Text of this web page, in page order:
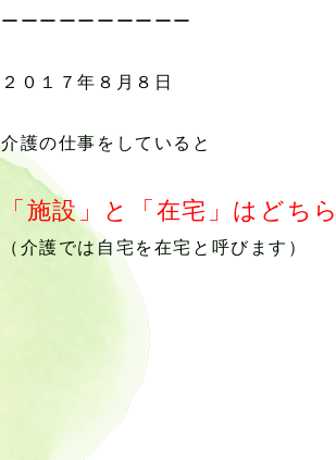
ーーーーーーーーーー
２０１７年８月８日
介護の仕事をしていると
「施設」と「在宅」はどち
（介護では自宅を在宅と呼びます）